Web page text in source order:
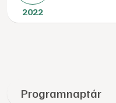
2022
Programnaptár